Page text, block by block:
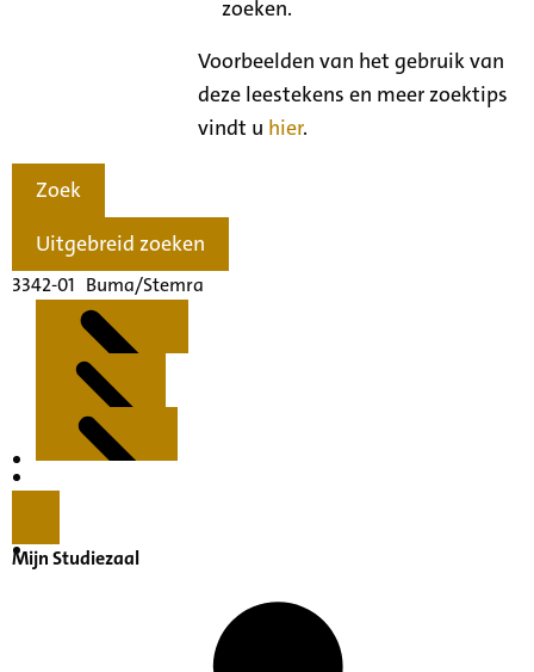
zoeken.
Voorbeelden van het gebruik van
deze leestekens en meer zoektips
vindt u hier.
Zoek
Uitgebreid zoeken
3342-01 Buma/Stemra
Inventaris
Mijn Studiezaal